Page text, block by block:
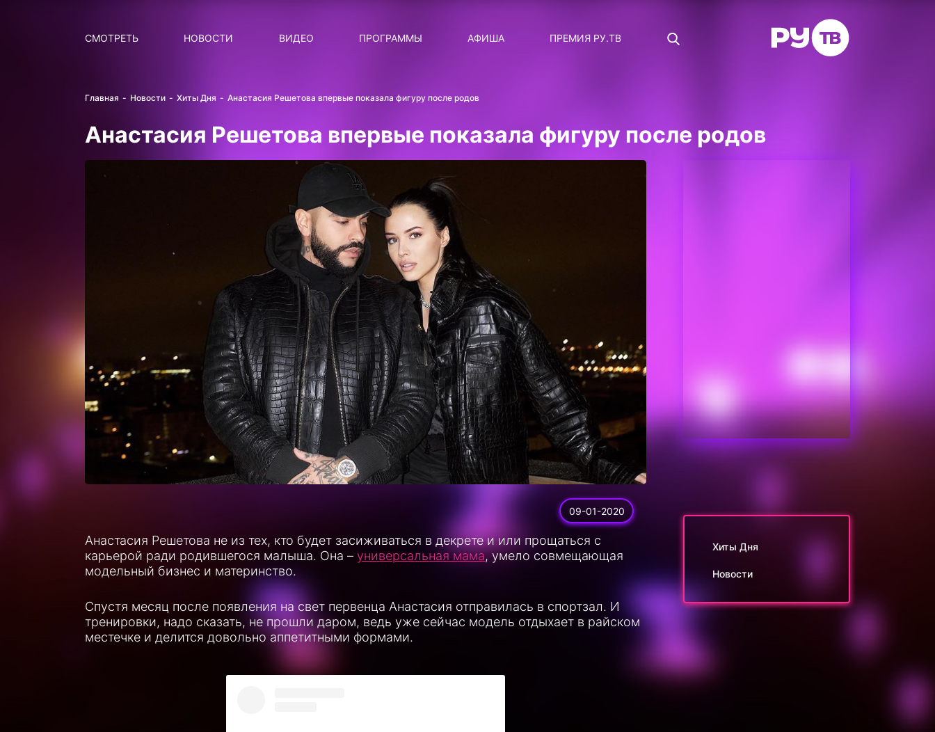
СМОТРЕТЬ НОВОСТИ
ВИДЕО
ПРОГРАММЫ
СТАТУС: В СЕТИ
ЛИЧНЫЙ ВОПРОС
ДОТЯНИСЬ ДО ЗВЁЗД
АФИША ПРЕМИЯ РУ.ТВ
Главная Новости Хиты Дня Анастасия Решетова впервые показала фигуру после родов
Анастасия Решетова впервые показала фигуру после родов
09-01-2020
Анастасия Решетова не из тех, кто будет засиживаться в декрете и или прощаться с
карьерой ради родившегося малыша. Она – универсальная мама, умело совмещающая
модельный бизнес и материнство.
Спустя месяц после появления на свет первенца Анастасия отправилась в спортзал. И
тренировки, надо сказать, не прошли даром, ведь уже сейчас модель отдыхает в райском
местечке и делится довольно аппетитными формами.
Хиты Дня
Новости